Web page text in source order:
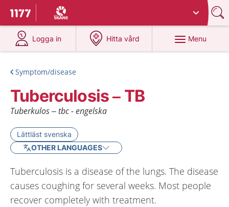
To start page for 1177
Du har valt region
Logga in
at 1177.se
Hitta vård
at 1177.se
Menu
Symptom/disease
Tuberculosis – TB
Tuberkulos – tbc - engelska
Lättläst svenska
OTHER LANGUAGES
Tuberculosis is a disease of the lungs. The disease
causes coughing for several weeks. Most people
recover completely with treatment.